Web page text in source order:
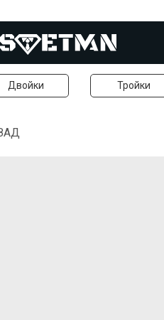
Двойки Тройки